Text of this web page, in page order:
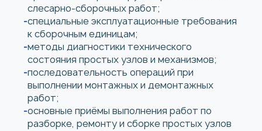
слесарно-сборочных работ;
специальные эксплуатационные требования
к сборочным единицам;
методы диагностики технического
состояния простых узлов и механизмов;
последовательность операций при
выполнении монтажных и демонтажных
работ;
основные приёмы выполнения работ по
разборке, ремонту и сборке простых узлов